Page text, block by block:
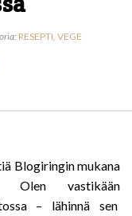
RESEPTI, VEGE
Blogiringin mukana
Olen vastikään
– lähinnä sen